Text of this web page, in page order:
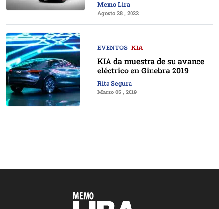
Memo Lira
Agosto 28 , 2022
EVENTOS KIA
KIA da muestra de su avance
eléctrico en Ginebra 2019
Rita Segura
Marzo 05 , 2019